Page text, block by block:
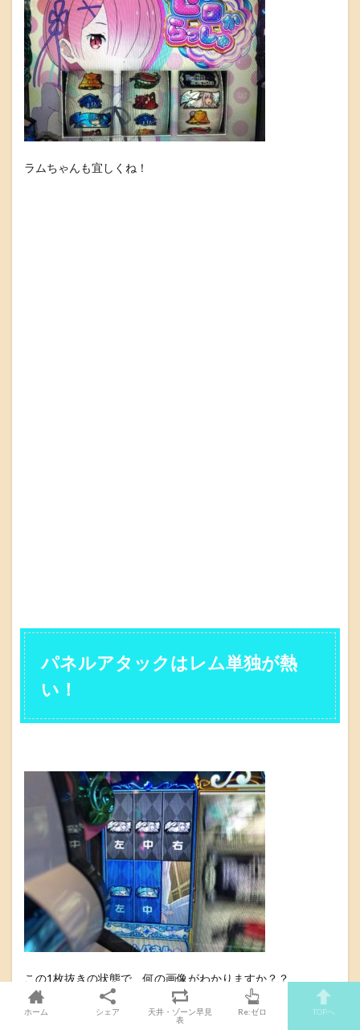
ラムちゃんも宜しくね！
パネルアタックはレム単独が熱
い！
この1枚抜きの状態で、何の画像がわかりますか？？
ホーム シェア
天井・ゾーン早見
表
Re:ゼロ TOPへ